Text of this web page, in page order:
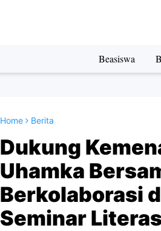
Beasiswa
Home Berita
Dukung
Uhamka
Berkolaborasi
Seminar